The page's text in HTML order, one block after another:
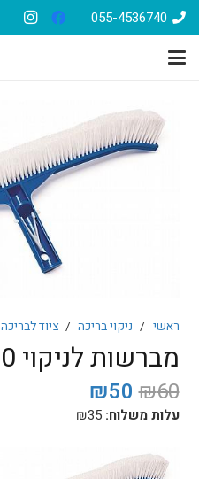
055-4536740
ראשי / ניקוי בריכה / ציוד לבריכה
מברשות לניקוי 58280 Bestway
₪60 המחיר
המקורי
₪60.
₪50
הנוכחי עלות משלוח: ₪35